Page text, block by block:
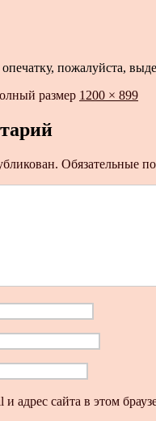
пожалуйста,
размер 1200 × 899
Обязательные
адрес сайта в этом